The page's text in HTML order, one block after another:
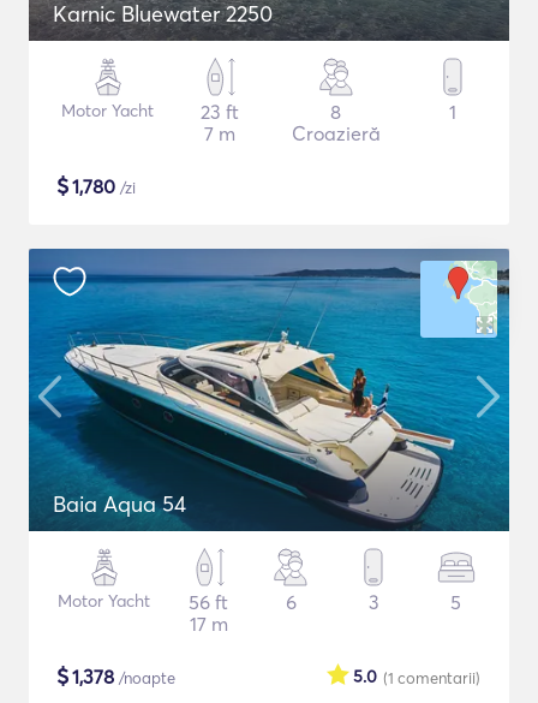
Karnic Bluewater 2250
Motor Yacht
23 ft
7 m
8
Croazieră
1
$1,780 /zi
Baia Aqua 54
Motor Yacht
56 ft
17 m
6 3 5
$1,378 /noapte (1 comentarii)
5.0